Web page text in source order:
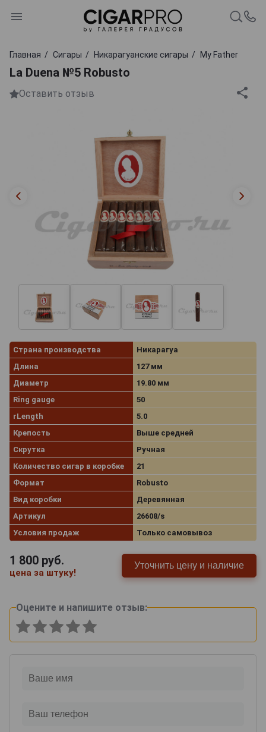
Главная Сигары Никарагуанские сигары My Father
La Duena №5 Robusto
Оставить отзыв
Страна производства
Никарагуа
Длина
127 мм
Диаметр
19.80 мм
Ring gauge
50
rLength
5.0
Крепость
Выше средней
Скрутка
Ручная
Количество сигар в коробке
21
Формат
Robusto
Вид коробки
Деревянная
Артикул
26608/s
Условия продаж
Только самовывоз
1 800 руб.
цена за штуку!
Уточнить цену и наличие
Оцените и напишите отзыв: